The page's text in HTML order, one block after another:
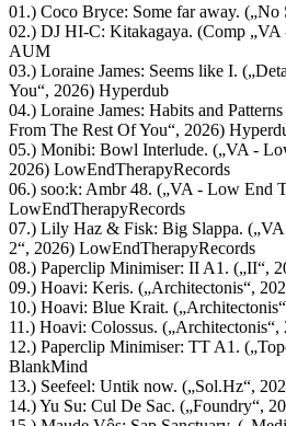
01.) Coco Bryce: Some far away.
02.) DJ HI-C: Kitakagaya. (Comp
AUM
03.) Loraine James: Seems like I.
You“, 2026) Hyperdub
04.) Loraine James: Habits and
From The Rest Of You“, 2026)
05.) Monibi: Bowl Interlude. („VA -
2026) LowEndTherapyRecords
06.) soo:k: Ambr 48. („VA - Low End
LowEndTherapyRecords
07.) Lily Haz & Fisk: Big Slappa.
2“, 2026) LowEndTherapyRecords
08.) Paperclip Minimiser: II A1. („II“,
09.) Hoavi: Keris. („Architectonis“,
10.) Hoavi: Blue Krait.
11.) Hoavi: Colossus. („Architectonis“,
12.) Paperclip Minimiser: TT A1.
BlankMind
13.) Seefeel: Untik now. („Sol.Hz“,
14.) Yu Su: Cul De Sac. („Foundry“,